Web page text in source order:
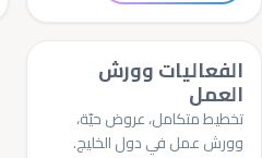
الفعاليات وورش
العمل
تخطيط متكامل، عروض حيّة،
وورش عمل في دول الخليج.